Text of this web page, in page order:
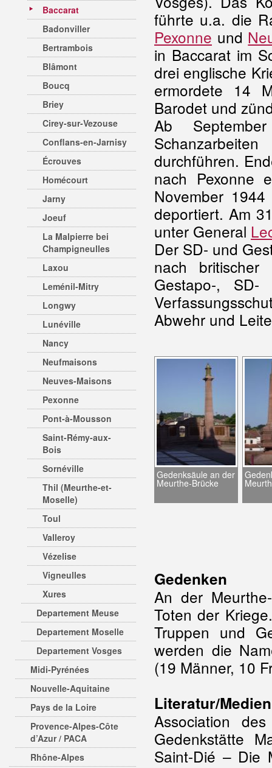
Baccarat
Badonviller
Bertrambois
Blâmont
Boucq
Briey
Cirey-sur-Vezouse
Conflans-en-Jarnisy
Écrouves
Homécourt
Jarny
Joeuf
La Malpierre bei
Champigneulles
Laxou
Leménil-Mitry
Longwy
Lunéville
Nancy
Neufmaisons
Neuves-Maisons
Pexonne
Pont-à-Mousson
Saint-Rémy-aux-
Bois
Sornéville
Thil (Meurthe-et-
Moselle)
Toul
Valleroy
Vézelise
Vigneulles
Xures
Departement Meuse
Departement Moselle
Departement Vosges
Midi-Pyrénées
Nouvelle-Aquitaine
Pays de la Loire
Provence-Alpes-Côte
d’Azur / PACA
Rhône-Alpes
führte u.a. die
Pexonne und
in Baccarat im
drei englische
ermordete 14
Barodet und
Ab
durchführen.
nach Pexonne
November
deportiert. Am
unter General
Der SD- und
nach britischer
Gestapo-,
Abwehr und
Gedenksäule an der
Meurthe-Brücke
Gedenken
An der
Toten der
Truppen und
werden die
(19 Männer, 10
Literatur/Medien
Association
Gedenkstätte
Saint-Dié – Die